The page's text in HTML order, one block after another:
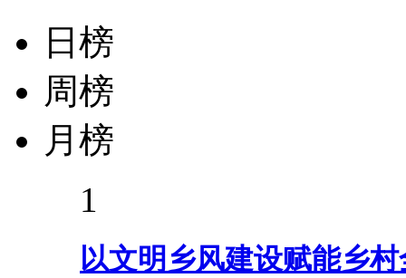
日榜
周榜
月榜
1
以文明乡风建设赋能乡